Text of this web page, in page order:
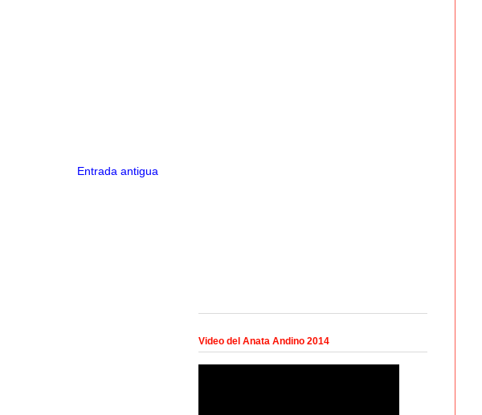
Entrada antigua
Video del Anata Andino 2014